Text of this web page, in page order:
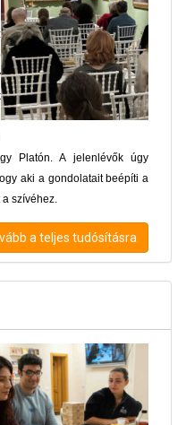
Platón. A jelenlévők úgy
aki a gondolatait beépíti a
szívéhez.
a teljes tudósításra